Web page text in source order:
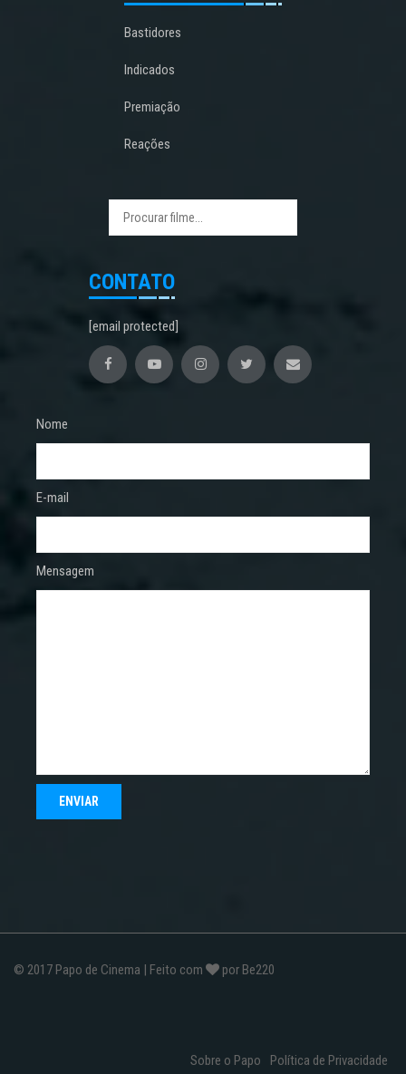
Bastidores
Indicados
Premiação
Reações
CONTATO
[email protected]
Nome
E-mail
Mensagem
© 2017 Papo de Cinema | Feito com por Be220
Sobre o Papo Política de Privacidade